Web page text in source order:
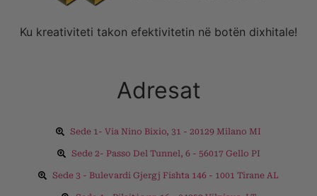
Ku kreativiteti takon efektivitetin në botën dixhitale!
Adresat
Sede 1- Via Nino Bixio, 31 - 20129 Milano MI
Sede 2- Passo Del Tunnel, 6 - 56017 Gello PI
Sede 3 - Bulevardi Gjergj Fishta 146 - 1001 Tirane AL